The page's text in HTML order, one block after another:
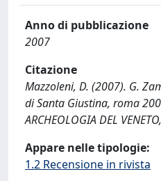
Anno di pubblicazione
2007
Citazione
Mazzoleni, D. (2007). G.
di Santa Giustina, roma
ARCHEOLOGIA DEL
Appare nelle tipologie:
1.2 Recensione in rivista